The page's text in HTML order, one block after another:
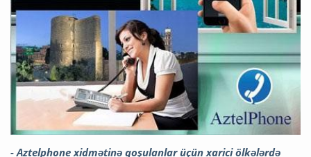
- Aztelphone xidmətinə qoşulanlar üçün xarici ölkələrdə